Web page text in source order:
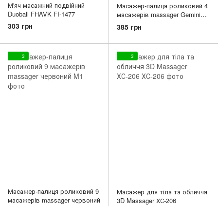
М'яч масажний подвійний
Duoball FHAVK FI-1477
303 грн
Масажер-палиця роликовий 4
масажерів massager Gemini
GI-2449 Блакитний
385 грн
3
Масажер-палиця роликовий 9
масажерів massager червоний
3
Масажер для тіла та обличчя
3D Massager ХС-206